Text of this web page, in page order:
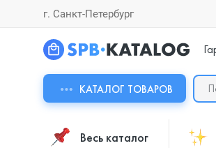
г. Санкт-Петербург
КАТАЛОГ ТОВАРОВ
Весь каталог